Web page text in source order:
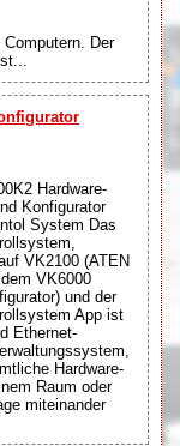
Der
Hardware-
Konfigurator
System Das
VK2100 (ATEN
VK6000
und der
App ist
Ethernet-
Hardware-
Raum oder
miteinander